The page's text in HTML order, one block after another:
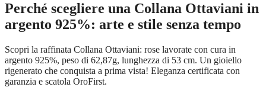
Perché scegliere una Collana Ottaviani in
argento 925%: arte e stile senza tempo
Scopri la raffinata Collana Ottaviani: rose lavorate con cura in
argento 925%, peso di 62,87g, lunghezza di 53 cm. Un gioiello
rigenerato che conquista a prima vista! Eleganza certificata con
garanzia e scatola OroFirst.